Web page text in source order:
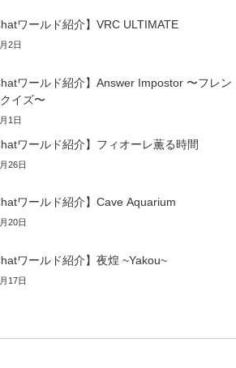
ワールド紹介】VRC ULTIMATE
2日
ワールド紹介】Answer Impostor 〜フレン
イズ〜
1日
ワールド紹介】フィオーレ薫る時間
26日
ワールド紹介】Cave Aquarium
20日
ワールド紹介】夜煌 ~Yakou~
17日